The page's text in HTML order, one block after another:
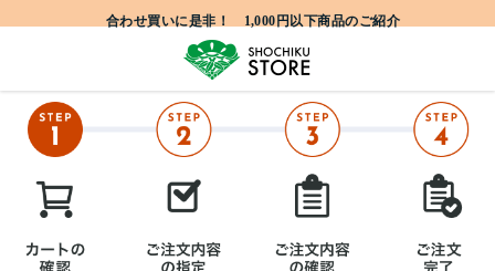
合わせ買いに是非！ 1,000円以下商品のご紹介